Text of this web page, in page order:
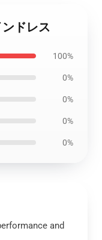
ドレス
100%
0%
0%
0%
0%
and